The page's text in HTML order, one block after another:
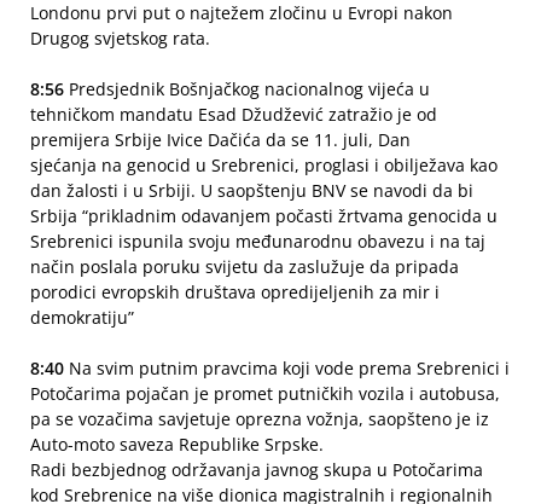
Londonu prvi put o najtežem zločinu u Evropi nakon
Drugog svjetskog rata.
8:56 Predsjednik Bošnjačkog nacionalnog vijeća u
tehničkom mandatu Esad Džudžević zatražio je od
premijera Srbije Ivice Dačića da se 11. juli, Dan
sjećanja na genocid u Srebrenici, proglasi i obilježava kao
dan žalosti i u Srbiji. U saopštenju BNV se navodi da bi
Srbija “prikladnim odavanjem počasti žrtvama genocida u
Srebrenici ispunila svoju međunarodnu obavezu i na taj
način poslala poruku svijetu da zaslužuje da pripada
porodici evropskih društava opredijeljenih za mir i
demokratiju”
8:40 Na svim putnim pravcima koji vode prema Srebrenici i
Potočarima pojačan je promet putničkih vozila i autobusa,
pa se vozačima savjetuje oprezna vožnja, saopšteno je iz
Auto-moto saveza Republike Srpske.
Radi bezbjednog održavanja javnog skupa u Potočarima
kod Srebrenice na više dionica magistralnih i regionalnih